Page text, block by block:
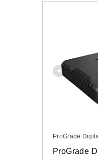
ProGrade
ProGrade